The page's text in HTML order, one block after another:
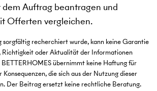
Auftrag beantragen und
Offerten vergleichen.
sorgfältig recherchiert wurde, kann keine Garantie
Richtigkeit oder Aktualität der Informationen
übernimmt keine Haftung für
die sich aus der Nutzung dieser
Der Beitrag ersetzt keine rechtliche Beratung.